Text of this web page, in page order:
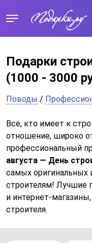
Подарки
(1000 - 3000
Поводы /
Все, кто имеет к
отношение, широко
профессиональный
августа — День
самых оригинальных
строителям! Лучшие
и интернет-
строителя.